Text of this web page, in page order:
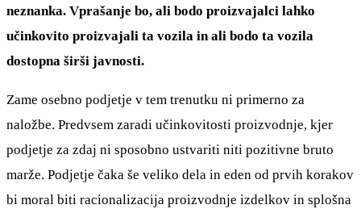
neznanka. Vprašanje bo, ali bodo proizvajalci lahko
učinkovito proizvajali ta vozila in ali bodo ta vozila
dostopna širši javnosti.
Zame osebno podjetje v tem trenutku ni primerno za
naložbe. Predvsem zaradi učinkovitosti proizvodnje, kjer
podjetje za zdaj ni sposobno ustvariti niti pozitivne bruto
marže. Podjetje čaka še veliko dela in eden od prvih korakov
bi moral biti racionalizacija proizvodnje izdelkov in splošna